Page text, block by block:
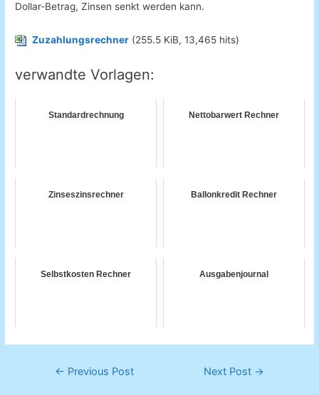
Dollar-Betrag, Zinsen senkt werden kann.
Zuzahlungsrechner (255.5 KiB, 13,465 hits)
verwandte Vorlagen:
Standardrechnung Nettobarwert Rechner
Zinseszinsrechner Ballonkredit Rechner
Selbstkosten Rechner Ausgabenjournal
Post
← Previous Post Next Post →